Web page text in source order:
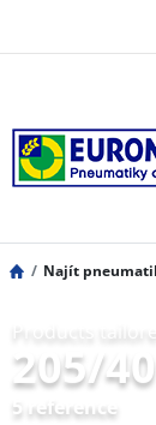
Najít
205/
5 reference